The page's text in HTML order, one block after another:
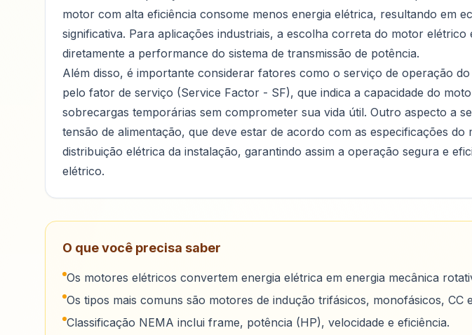
motor com alta eficiência consome menos energia elétrica, resultando em
significativa. Para aplicações industriais, a escolha correta do motor elétrico
diretamente a performance do sistema de transmissão de potência.
Além disso, é importante considerar fatores como o serviço de operação
pelo fator de serviço (Service Factor - SF), que indica a capacidade do
sobrecargas temporárias sem comprometer sua vida útil. Outro aspecto a
tensão de alimentação, que deve estar de acordo com as especificações do
distribuição elétrica da instalação, garantindo assim a operação segura e
elétrico.
O que você precisa saber
Os motores elétricos convertem energia elétrica em energia mecânica
Os tipos mais comuns são motores de indução trifásicos, monofásicos, CC
Classificação NEMA inclui frame, potência (HP), velocidade e eficiência.